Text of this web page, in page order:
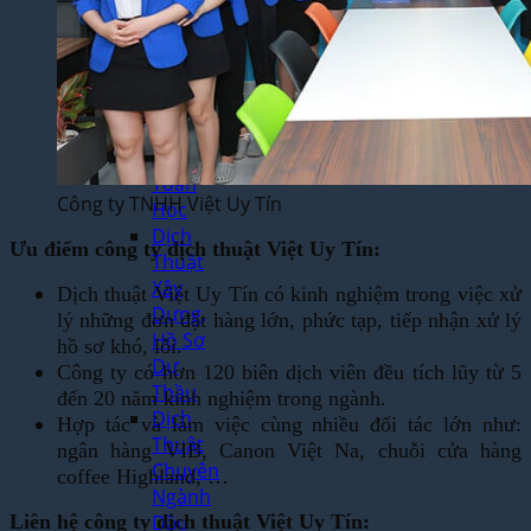
Trò
Chơi
Điện
Tử
Dịch
Thuật
Toán
Học
Dịch
Thuật
Xây
Dựng,
Hồ Sơ
Dự
Thầu
Dịch
Thuật
Chuyên
Ngành
Dầu
Công ty TNHH Việt Uy Tín
Ưu điểm công ty dịch thuật Việt Uy Tín:
Dịch thuật Việt Uy Tín có kinh nghiệm trong việc xử
lý những đơn đặt hàng lớn, phức tạp, tiếp nhận xử lý
hồ sơ khó, lỗi.
Công ty có hơn 120 biên dịch viên đều tích lũy từ 5
đến 20 năm kinh nghiệm trong ngành.
Hợp tác và làm việc cùng nhiều đối tác lớn như:
ngân hàng VIB, Canon Việt Na, chuỗi cửa hàng
coffee Highland, …
Liên hệ công ty dịch thuật Việt Uy Tín: